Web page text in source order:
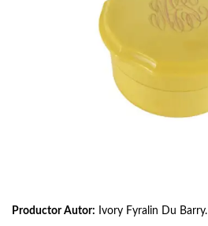
Productor Autor: Ivory Fyralin Du Barry.